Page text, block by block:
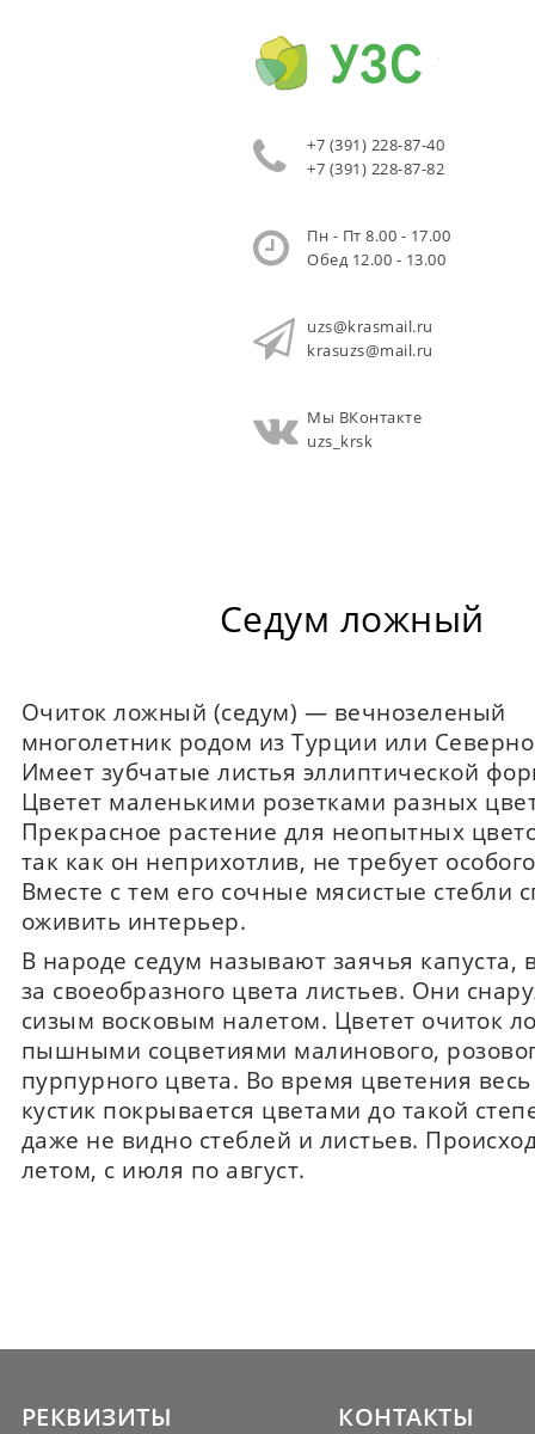
+7 (391) 228-87-40
+7 (391) 228-87-82
Пн - Пт 8.00 - 17.00
Обед 12.00 - 13.00
uzs@krasmail.ru
krasuzs@mail.ru
Мы ВКонтакте
uzs_krsk
Седум ложный
Очиток ложный (седум) — вечнозеленый
многолетник родом из Турции или
Имеет зубчатые листья эллиптической
Цветет маленькими розетками разных
Прекрасное растение для неопытных
так как он неприхотлив, не требует
Вместе с тем его сочные мясистые стебли
оживить интерьер.
В народе седум называют заячья капуста,
за своеобразного цвета листьев. Они
сизым восковым налетом. Цветет очиток
пышными соцветиями малинового,
пурпурного цвета. Во время цветения
кустик покрывается цветами до такой
даже не видно стеблей и листьев.
летом, с июля по август.
РЕКВИЗИТЫ КОНТАКТЫ